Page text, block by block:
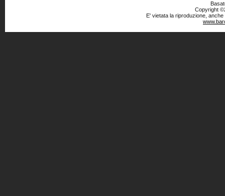
Copyright
E' vietata la riproduzione,